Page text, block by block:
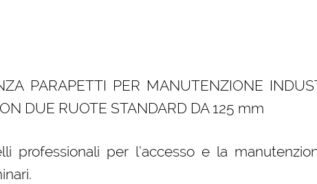
PARAPETTI PER MANUTENZIONE
DUE RUOTE STANDARD DA 125 mm
professionali per l’accesso e la